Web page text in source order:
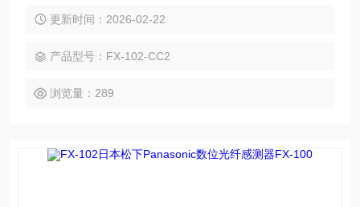
型、连接器型等全系列衍生型号，具备超薄机身、双屏显示、
光纤探头实现微小物体、透明体、远距离及高速工件的高精度
更新时间：2026-02-22
产品型号：FX-102-CC2
浏览量：289